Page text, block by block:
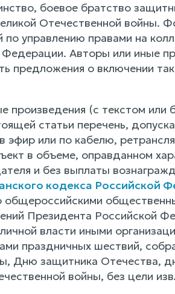
боевое братство
Отечественной войны.
по управлению правами на
Федерации. Авторы или иные
предложения о включении
произведения (с текстом или
статьи перечень,
эфир или по кабелю,
в объеме, оправданном
и без выплаты
кодекса Российской
общероссийскими
Президента Российской
власти иными
праздничных шествий,
Дню защитника Отечества,
войны, без цели